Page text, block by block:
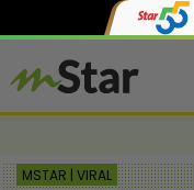
MSTAR | VIRAL